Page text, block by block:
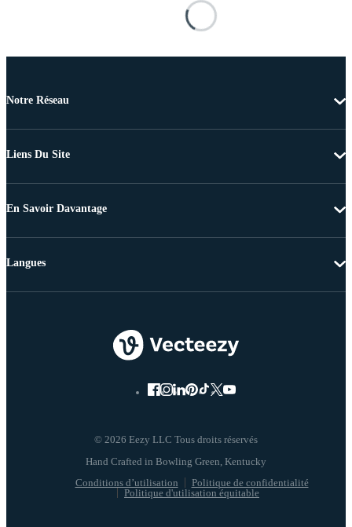
Notre Réseau
Liens Du Site
En Savoir Davantage
© 2026 Eezy LLC Tous droits réservés
Conditions d’utilisation
Politique de confidentialité
Politique d'utilisation équitable
Langues